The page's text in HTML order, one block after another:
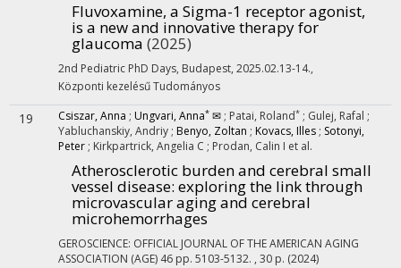
Fluvoxamine, a Sigma-1 receptor agonist,
is a new and innovative therapy for
glaucoma (2025)
2nd Pediatric PhD Days, Budapest, 2025.02.13-14.,
Központi kezelésűTudományos
19 Csiszar, Anna ; Ungvari, Anna* ✉ ; Patai, Roland* ; Gulej, Rafal ;
Yabluchanskiy, Andriy ; Benyo, Zoltan ; Kovacs, Illes ; Sotonyi,
Peter ; Kirkpartrick, Angelia C ; Prodan, Calin I et al.
Atherosclerotic burden and cerebral small
vessel disease: exploring the link through
microvascular aging and cerebral
microhemorrhages
GEROSCIENCE: OFFICIAL JOURNAL OF THE AMERICAN AGING
ASSOCIATION (AGE) 46 pp. 5103-5132. , 30 p. (2024)